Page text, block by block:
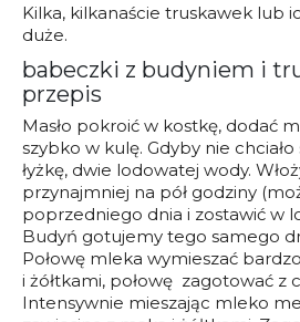
Kilka, kilkanaście truskawek lub
duże.
babeczki z budyniem i
przepis
Masło pokroić w kostkę, dodać
szybko w kulę. Gdyby nie chciało
łyżkę, dwie lodowatej wody.
przynajmniej na pół godziny
poprzedniego dnia i zostawić w
Budyń gotujemy tego samego
Połowę mleka wymieszać
i żółtkami, połowę zagotować z
Intensywnie mieszając mleko